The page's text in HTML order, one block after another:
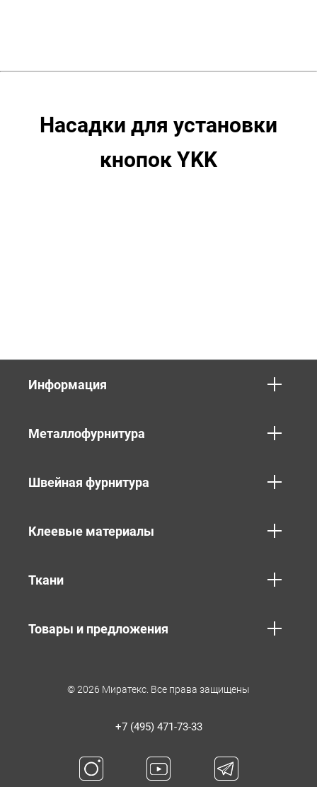
Насадки для установки
кнопок YKK
Информация
Металлофурнитура
Швейная фурнитура
Клеевые материалы
Ткани
Товары и предложения
© 2026 Миратекс. Все права защищены
+7 (495) 471-73-33